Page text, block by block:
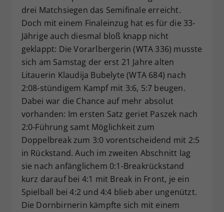
drei Matchsiegen das Semifinale erreicht.
Doch mit einem Finaleinzug hat es für die 33-
Jährige auch diesmal bloß knapp nicht
geklappt: Die Vorarlbergerin (WTA 336) musste
sich am Samstag der erst 21 Jahre alten
Litauerin Klaudija Bubelyte (WTA 684) nach
2:08-stündigem Kampf mit 3:6, 5:7 beugen.
Dabei war die Chance auf mehr absolut
vorhanden: Im ersten Satz geriet Paszek nach
2:0-Führung samt Möglichkeit zum
Doppelbreak zum 3:0 vorentscheidend mit 2:5
in Rückstand. Auch im zweiten Abschnitt lag
sie nach anfänglichem 0:1-Breakrückstand
kurz darauf bei 4:1 mit Break in Front, je ein
Spielball bei 4:2 und 4:4 blieb aber ungenützt.
Die Dornbirnerin kämpfte sich mit einem
Zweck
Dieser Wert speichert Ihre Consent-
Einstellungen. Unter anderem eine
zufällig generierte ID, für die
historische Speicherung Ihrer
vorgenommen Einstellungen, falls der
Webseiten-Betreiber dies eingestellt
hat.